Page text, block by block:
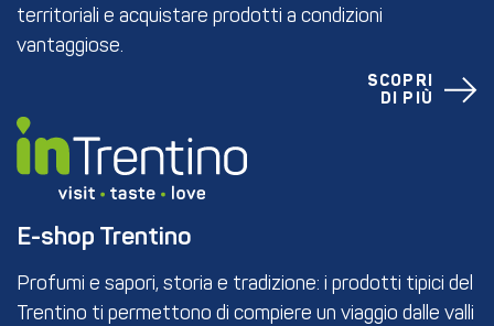
territoriali e acquistare prodotti a condizioni
vantaggiose.
SCOPRI
DI PIÙ
E-shop Trentino
Profumi e sapori, storia e tradizione: i prodotti tipici del
Trentino ti permettono di compiere un viaggio dalle valli